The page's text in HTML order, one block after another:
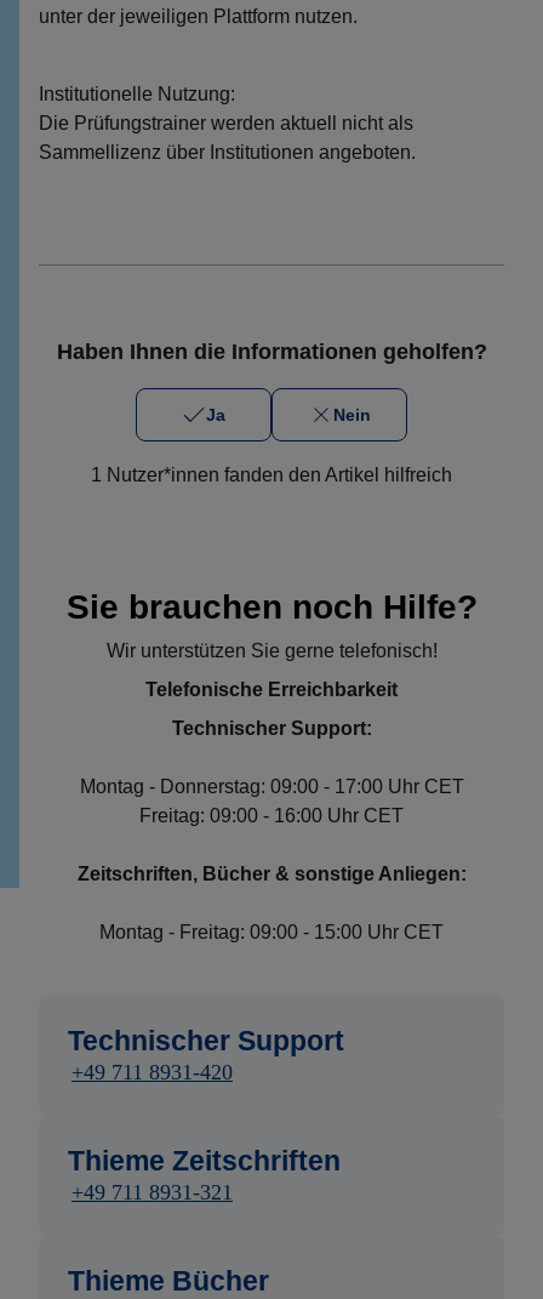
unter der jeweiligen Plattform nutzen.
Institutionelle Nutzung:
Die Prüfungstrainer werden aktuell nicht als
Sammellizenz über Institutionen angeboten.
Haben Ihnen die Informationen geholfen?
Ja Nein
1 Nutzer*innen fanden den Artikel hilfreich
Sie brauchen noch Hilfe?
Wir unterstützen Sie gerne telefonisch!
Telefonische Erreichbarkeit
Technischer Support:
Montag - Donnerstag: 09:00 - 17:00 Uhr CET
Freitag: 09:00 - 16:00 Uhr CET
Zeitschriften, Bücher & sonstige Anliegen:
Montag - Freitag: 09:00 - 15:00 Uhr CET
Technischer Support
+49 711 8931-420
Thieme Zeitschriften
+49 711 8931-321
Thieme Bücher